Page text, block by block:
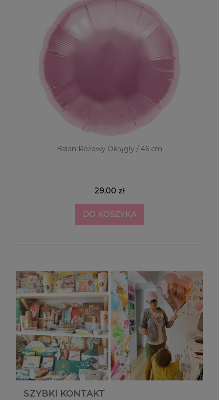
Balon Różowy Okrągły / 46 cm
29,00 zł
DO KOSZYKA
SZYBKI KONTAKT